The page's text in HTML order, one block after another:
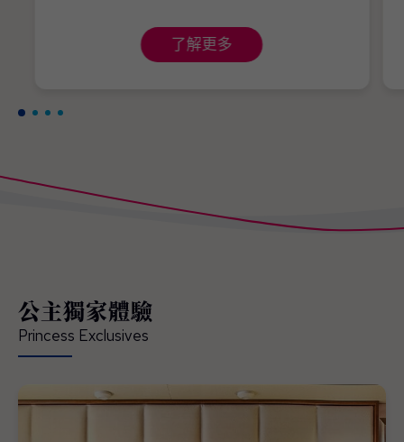
了解更多
公主獨家體驗
Princess Exclusives